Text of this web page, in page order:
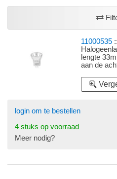
11000535
lengte
aan de
login om te bestellen
4 stuks op voorraad
Meer nodig?